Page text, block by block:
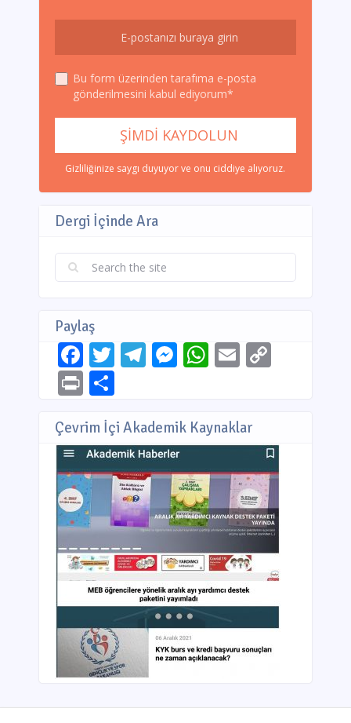
Bu form üzerinden tarafıma e-posta
gönderilmesini kabul ediyorum*
Gizliliğinize saygı duyuyor ve onu ciddiye alıyoruz.
Dergi İçinde Ara
Paylaş
Facebook
Twitter
Telegram
Messenger
WhatsApp
EmailCopy
PrintShare
Çevrim İçi Akademik Kaynaklar